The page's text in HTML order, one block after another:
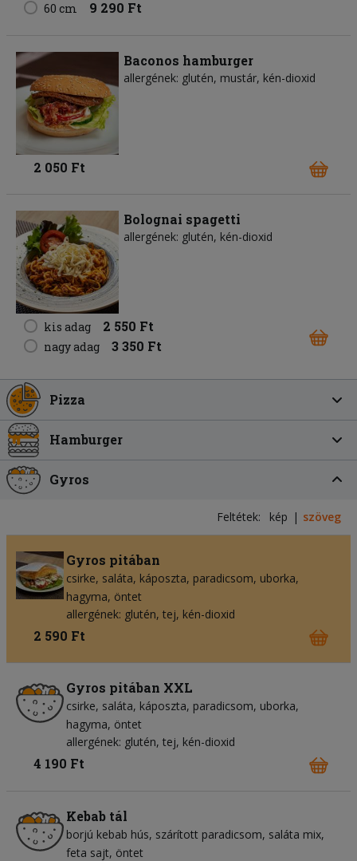
60 cm 9 290 Ft
Baconos hamburger
allergének: glutén, mustár, kén-dioxid
2 050 Ft
Bolognai spagetti
allergének: glutén, kén-dioxid
kis adag 2 550 Ft
nagy adag 3 350 Ft
Pizza
Hamburger
Gyros
Feltétek: kép szöveg
Gyros pitában
csirke saláta káposzta paradicsom uborka
hagyma öntet
allergének: glutén, tej, kén-dioxid
2 590 Ft
Gyros pitában XXL
csirke saláta káposzta paradicsom uborka
hagyma öntet
allergének: glutén, tej, kén-dioxid
4 190 Ft
Kebab tál
borjú kebab hús szárított paradicsom saláta mix
feta sajt öntet